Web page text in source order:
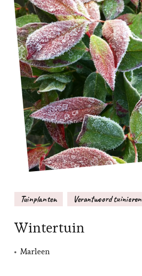
Tuinplanten Verantwoord tuinieren
Wintertuin
Marleen